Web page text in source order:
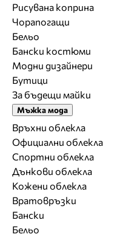
Рисувана коприна
Чорапогащи
Бельо
Бански костюми
Модни дизайнери
Бутици
За бъдещи майки
Мъжка мода
Връхни облекла
Официални облекла
Спортни облекла
Дънкови облекла
Кожени облекла
Вратовръзки
Бански
Бельо